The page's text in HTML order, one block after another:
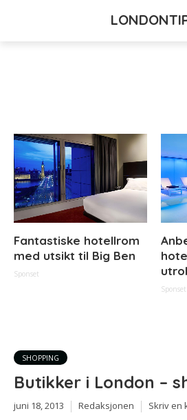
Fantastiske hotellrom
med utsikt til Big Ben
Sponset
Sponset
SHOPPING
Butikker i London –
juni 18, 2013 Redaksjonen Skriv en